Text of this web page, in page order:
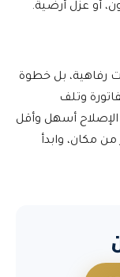
أو عزل أرضية.
رفاهية، بل خطوة
وتلف
أسهل وأقل
مكان، وابدأ